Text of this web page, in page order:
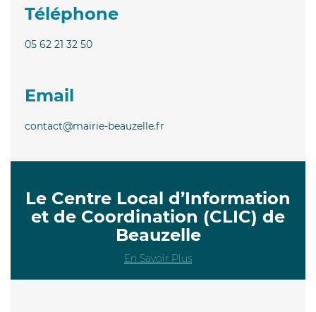
Téléphone
05 62 21 32 50
Email
contact@mairie-beauzelle.fr
Le Centre Local d’Information
et de Coordination (CLIC) de
Beauzelle
En Savoir Plus